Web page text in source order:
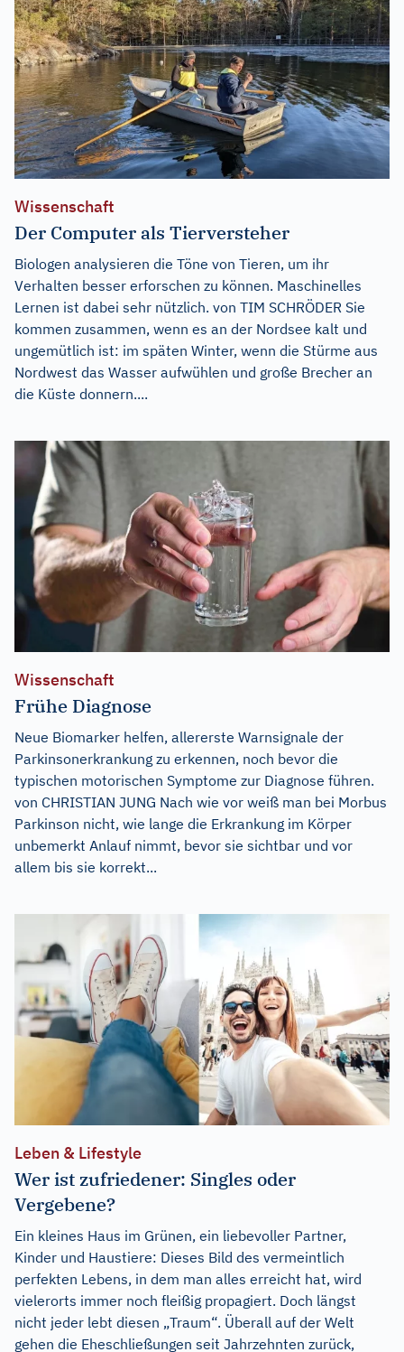
Wissenschaft
Der Computer als Tierversteher
Biologen analysieren die Töne von Tieren, um ihr
Verhalten besser erforschen zu können. Maschinelles
Lernen ist dabei sehr nützlich. von TIM SCHRÖDER Sie
kommen zusammen, wenn es an der Nordsee kalt und
ungemütlich ist: im späten Winter, wenn die Stürme aus
Nordwest das Wasser aufwühlen und große Brecher an
die Küste donnern....
Wissenschaft
Frühe Diagnose
Neue Biomarker helfen, allererste Warnsignale der
Parkinsonerkrankung zu erkennen, noch bevor die
typischen motorischen Symptome zur Diagnose führen.
von CHRISTIAN JUNG Nach wie vor weiß man bei Morbus
Parkinson nicht, wie lange die Erkrankung im Körper
unbemerkt Anlauf nimmt, bevor sie sichtbar und vor
allem bis sie korrekt...
Leben & Lifestyle
Wer ist zufriedener: Singles oder
Vergebene?
Ein kleines Haus im Grünen, ein liebevoller Partner,
Kinder und Haustiere: Dieses Bild des vermeintlich
perfekten Lebens, in dem man alles erreicht hat, wird
vielerorts immer noch fleißig propagiert. Doch längst
nicht jeder lebt diesen „Traum“. Überall auf der Welt
gehen die Eheschließungen seit Jahrzehnten zurück,